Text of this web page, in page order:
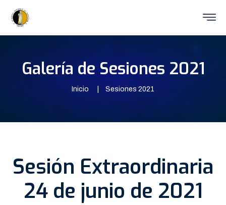
Galería de Sesiones 2021
Inicio Sesiones 2021
Sesión Extraordinaria
24 de junio de 2021